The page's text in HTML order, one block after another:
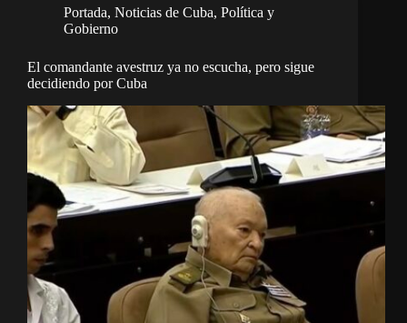
Portada, Noticias de Cuba, Política y
Gobierno
El comandante avestruz ya no escucha, pero sigue
decidiendo por Cuba